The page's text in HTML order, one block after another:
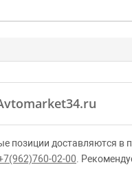
позиции доставляются в
02-00 .